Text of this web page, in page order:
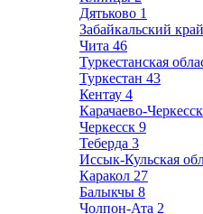
Дятьково 1
Забайкальский край
Чита 46
Туркестанская
Туркестан 43
Кентау 4
Карачаево-
Черкесск 9
Теберда 3
Иссык-Кульская
Каракол 27
Балыкчы 8
Чолпон-Ата 2